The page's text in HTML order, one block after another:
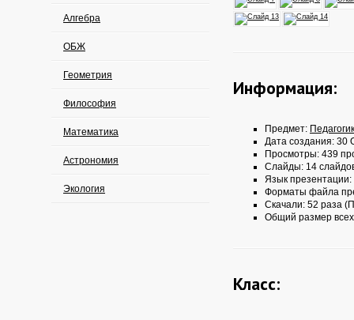
Алгебра
ОБЖ
Геометрия
Философия
Математика
Астрономия
Экология
Информация:
Предмет:
Дата создания: 30
Просмотры: 439
Слайды: 14
Язык презентации:
Форматы файла
Скачали: 52 раза
Общий размер
Класс: